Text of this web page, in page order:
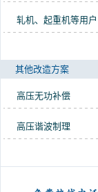
轧机、起重机等用户
其他改造方案
高压无功补偿
高压谐波制理